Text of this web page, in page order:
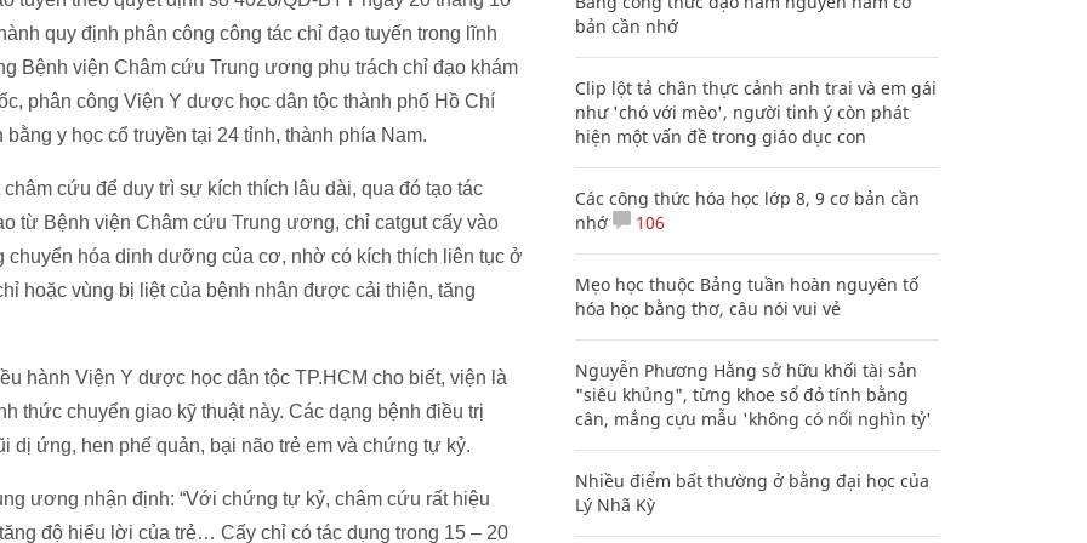
quy định phân công công tác chỉ đạo tuyến trong lĩnh
Bệnh viện Châm cứu Trung ương phụ trách chỉ đạo khám
phân công Viện Y dược học dân tộc thành phố Hồ Chí
y học cổ truyền tại 24 tỉnh, thành phía Nam.
cứu để duy trì sự kích thích lâu dài, qua đó tạo tác
từ Bệnh viện Châm cứu Trung ương, chỉ catgut cấy vào
chuyển hóa dinh dưỡng của cơ, nhờ có kích thích liên tục ở
hoặc vùng bị liệt của bệnh nhân được cải thiện, tăng
hành Viện Y dược học dân tộc TP.HCM cho biết, viện là
thức chuyển giao kỹ thuật này. Các dạng bệnh điều trị
dị ứng, hen phế quản, bại não trẻ em và chứng tự kỷ.
ương nhận định: “Với chứng tự kỷ, châm cứu rất hiệu
độ hiểu lời của trẻ… Cấy chỉ có tác dụng trong 15 – 20
bản cần nhớ
Clip lột tả chân thực cảnh anh trai và em gái
như 'chó với mèo', người tinh ý còn phát
hiện một vấn đề trong giáo dục con
Các công thức hóa học lớp 8, 9 cơ bản cần
nhớ
106
Mẹo học thuộc Bảng tuần hoàn nguyên tố
hóa học bằng thơ, câu nói vui vẻ
Nguyễn Phương Hằng sở hữu khối tài sản
"siêu khủng", từng khoe sổ đỏ tính bằng
cân, mắng cựu mẫu 'không có nổi nghìn tỷ'
Nhiều điểm bất thường ở bằng đại học của
Lý Nhã Kỳ